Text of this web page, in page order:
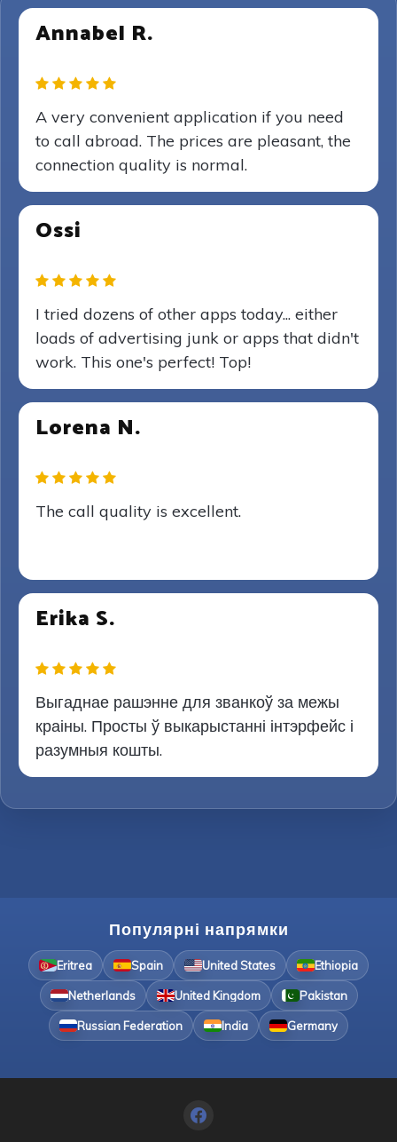
Annabel R.
A very convenient application if you need
to call abroad. The prices are pleasant, the
connection quality is normal.
Ossi
I tried dozens of other apps today... either
loads of advertising junk or apps that didn't
work. This one's perfect! Top!
Lorena N.
The call quality is excellent.
Erika S.
Выгаднае рашэнне для званкоў за межы
краіны. Просты ў выкарыстанні інтэрфейс і
разумныя кошты.
Популярні напрямки
Eritrea Spain United States Ethiopia
Netherlands United Kingdom Pakistan
Russian Federation India Germany